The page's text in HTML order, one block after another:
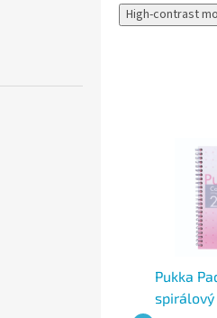
High-contrast
Pukka
spirálový